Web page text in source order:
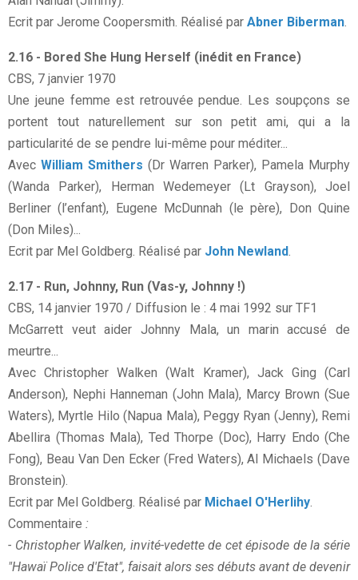
Ecrit par Jerome Coopersmith. Réalisé par Abner Biberman.
2.16 - Bored She Hung Herself (inédit en France)
CBS, 7 janvier 1970
Une jeune femme est retrouvée pendue. Les soupçons se
portent tout naturellement sur son petit ami, qui a la
particularité de se pendre lui-même pour méditer...
Avec William Smithers (Dr Warren Parker), Pamela Murphy
(Wanda Parker), Herman Wedemeyer (Lt Grayson), Joel
Berliner (l’enfant), Eugene McDunnah (le père), Don Quine
(Don Miles)...
Ecrit par Mel Goldberg. Réalisé par John Newland.
2.17 - Run, Johnny, Run (Vas-y, Johnny !)
CBS, 14 janvier 1970 / Diffusion le : 4 mai 1992 sur TF1
McGarrett veut aider Johnny Mala, un marin accusé de
meurtre...
Avec Christopher Walken (Walt Kramer), Jack Ging (Carl
Anderson), Nephi Hanneman (John Mala), Marcy Brown (Sue
Waters), Myrtle Hilo (Napua Mala), Peggy Ryan (Jenny), Remi
Abellira (Thomas Mala), Ted Thorpe (Doc), Harry Endo (Che
Fong), Beau Van Den Ecker (Fred Waters), Al Michaels (Dave
Bronstein).
Ecrit par Mel Goldberg. Réalisé par Michael O'Herlihy.
Commentaire :
- Christopher Walken, invité-vedette de cet épisode de la série
"Hawaï Police d'Etat", faisait alors ses débuts avant de devenir